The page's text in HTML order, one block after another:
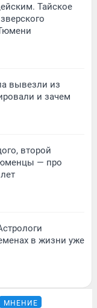
Тайское
вывезли из
и зачем
второй
— про
в жизни уже
МНЕНИЕ